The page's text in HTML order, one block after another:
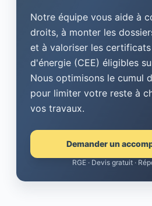
Notre équipe vous aide à
droits, à monter les
et à valoriser les
d'énergie (CEE) éligibles
Nous optimisons le cumul
pour limiter votre reste à
vos travaux.
Demander un
RGE · Devis gratuit ·